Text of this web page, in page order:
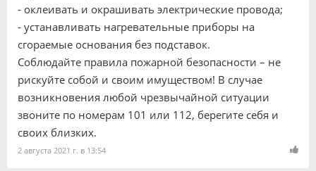
- оклеивать и окрашивать электрические провода;
- устанавливать нагревательные приборы на
сгораемые основания без подставок.
Соблюдайте правила пожарной безопасности – не
рискуйте собой и своим имуществом! В случае
возникновения любой чрезвычайной ситуации
звоните по номерам 101 или 112, берегите себя и
своих близких.
2 августа 2021 г. в 13:54